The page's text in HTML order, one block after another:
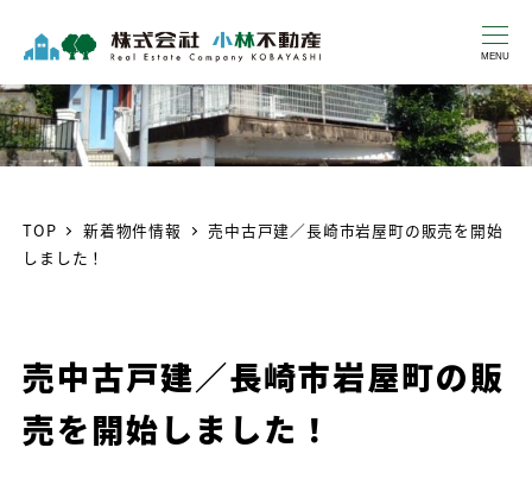
MENU
TOP 新着物件情報
売中古戸建／長崎市岩屋町の販売を開始
しました！
売中古戸建／長崎市岩屋町の販
売を開始しました！